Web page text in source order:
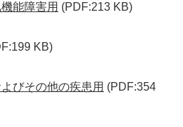
能障害用 (PDF:213 KB)
KB)
びその他の疾患用 (PDF:354